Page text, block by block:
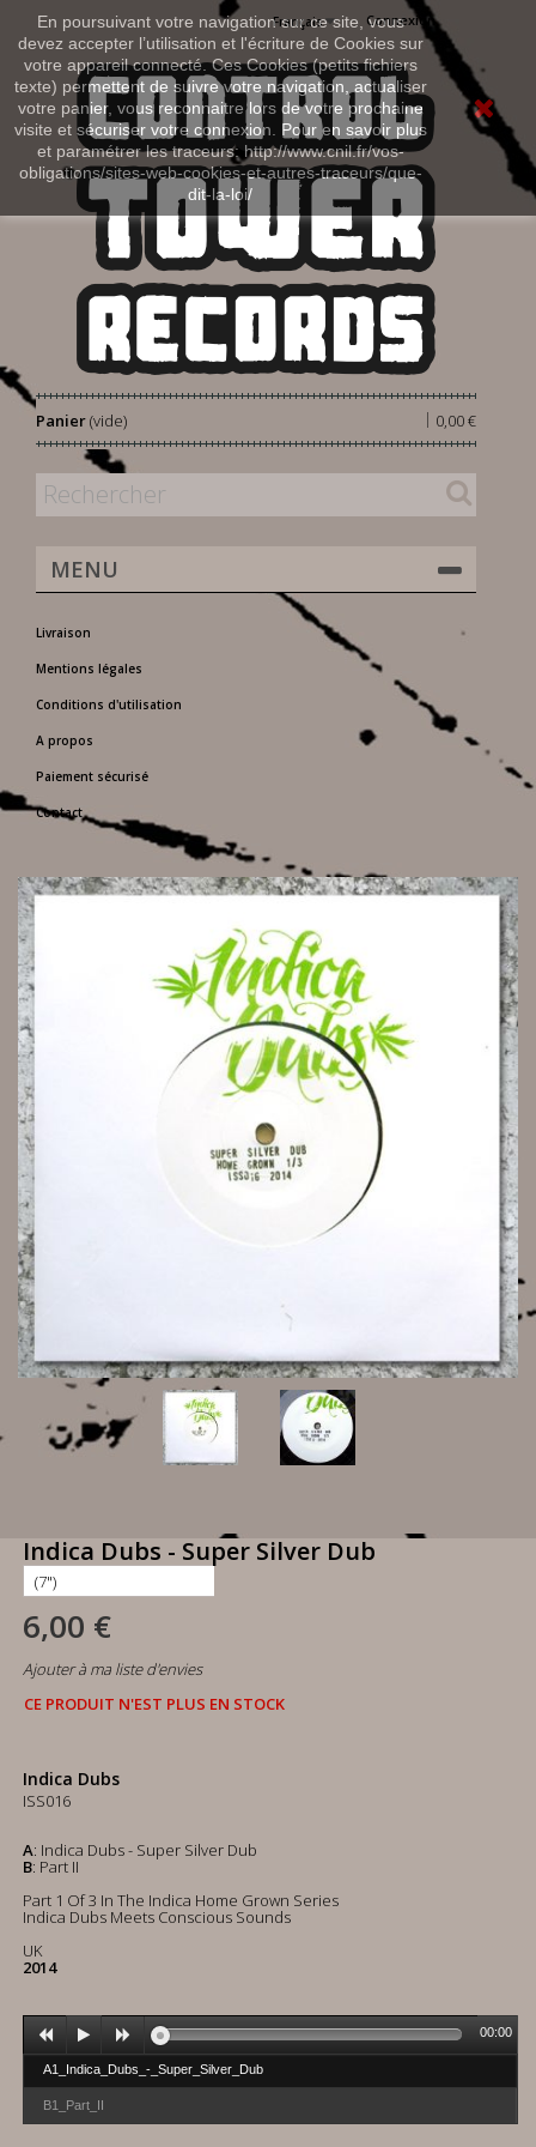
En poursuivant votre navigation sur ce site, vous
devez accepter l’utilisation et l'écriture de Cookies sur
votre appareil connecté. Ces Cookies (petits fichiers
texte) permettent de suivre votre navigation, actualiser
votre panier, vous reconnaitre lors de votre prochaine
visite et sécuriser votre connexion. Pour en savoir plus
et paramétrer les traceurs: http://www.cnil.fr/vos-
obligations/sites-web-cookies-et-autres-traceurs/que-
dit-la-loi/
Connexion
Français
Panier 0,00 €
|
(vide)
MENU
Livraison
Mentions légales
Conditions d'utilisation
A propos
Paiement sécurisé
Contact
Indica Dubs - Super Silver Dub
6,00 €
Ajouter à ma liste d'envies
CE PRODUIT N'EST PLUS EN STOCK
Indica Dubs
ISS016
A: Indica Dubs - Super Silver Dub
B: Part II
Part 1 Of 3 In The Indica Home Grown Series
Indica Dubs Meets Conscious Sounds
UK
2014
A1_Indica_Dubs_-_Super_Silver_Dub
B1_Part_II
00:00